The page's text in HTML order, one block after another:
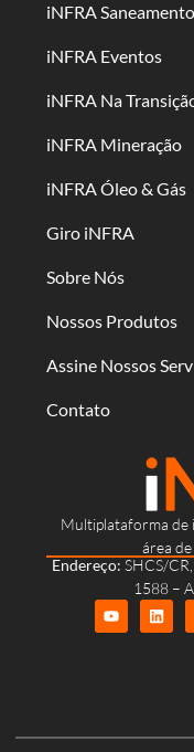
Multiplataforma de
área
Endereço: SHCS/
1588 –
iNFRA Saneamento
iNFRA Eventos
iNFRA Na
iNFRA Mineração
iNFRA Óleo & Gás
Giro iNFRA
Sobre Nós
Nossos Produtos
Assine Nossos
Contato